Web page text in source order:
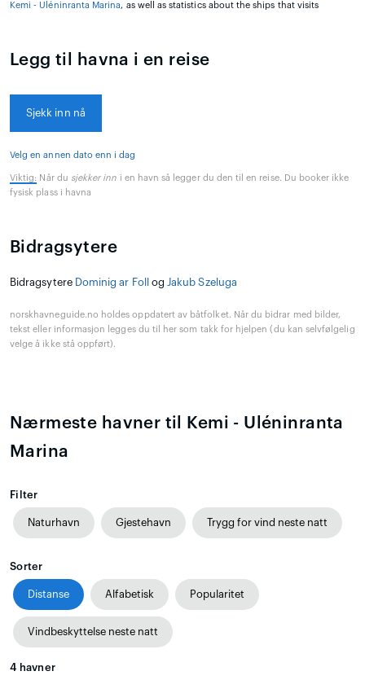
Kemi - Uléninranta Marina, as well as statistics about the ships that visits
Legg til havna i en reise
Sjekk inn nå
Velg en annen dato enn i dag
Viktig: Når du sjekker inn i en havn så legger du den til en reise. Du booker ikke
fysisk plass i havna
Bidragsytere
Bidragsytere Dominig ar Foll og Jakub Szeluga
norskhavneguide.no holdes oppdatert av båtfolket. Når du bidrar med bilder,
tekst eller informasjon legges du til her som takk for hjelpen (du kan selvfølgelig
velge å ikke stå oppført).
Nærmeste havner til Kemi - Uléninranta
Marina
Filter
Naturhavn Gjestehavn Trygg for vind neste natt
Sorter
Distanse Alfabetisk Popularitet
Vindbeskyttelse neste natt
4 havner